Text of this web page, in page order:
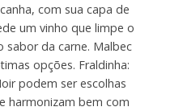
com sua capa de
um vinho que limpe o
sabor da carne. Malbec
opções. Fraldinha:
podem ser escolhas
harmonizam bem com